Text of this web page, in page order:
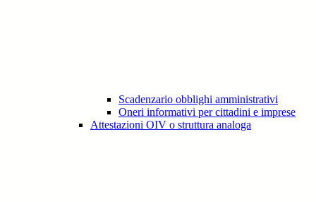
Scadenzario obblighi amministrativi
Oneri informativi per cittadini e imprese
Attestazioni OIV o struttura analoga